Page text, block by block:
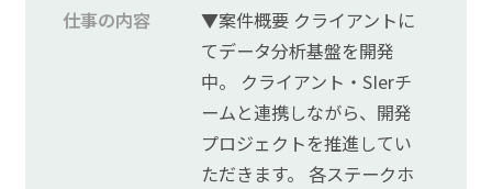
仕事の内容
▼案件概要 クライアントに
てデータ分析基盤を開発
中。 クライアント・SIerチ
ームと連携しながら、開発
プロジェクトを推進してい
ただきます。 各ステークホ